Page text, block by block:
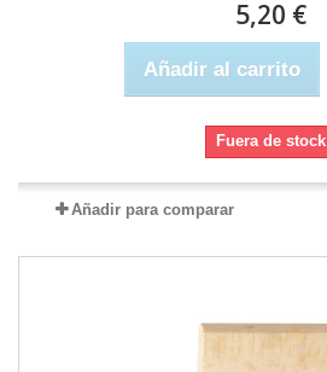
5,20 €
Añadir al carrito
Fuera de stock
Añadir para comparar